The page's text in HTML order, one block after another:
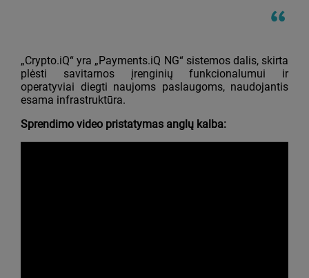
„Crypto.iQ“ yra „Payments.iQ NG“ sistemos dalis, skirta
plėsti savitarnos įrenginių funkcionalumui ir
operatyviai diegti naujoms paslaugoms, naudojantis
esama infrastruktūra.
Sprendimo video pristatymas anglų kalba: